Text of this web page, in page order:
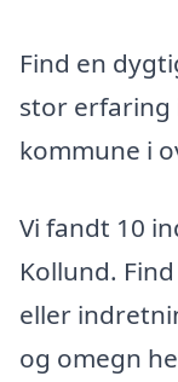
Find en
stor erfaring
kommune i
Vi fandt 10
Kollund.
eller
og omegn